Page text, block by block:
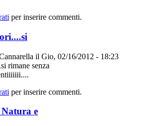
per inserire commenti.
il Gio, 02/16/2012 - 18:23
rimane senza
per inserire commenti.
e